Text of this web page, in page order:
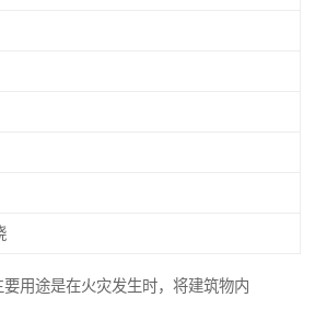
用途是在火灾发生时，将建筑物内